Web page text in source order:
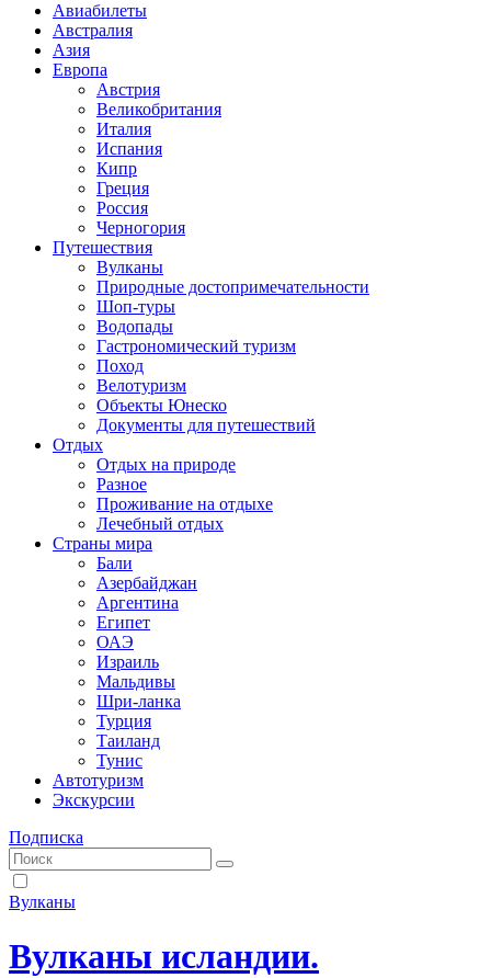
Авиабилеты
Австралия
Азия
Европа
Австрия
Великобритания
Италия
Испания
Кипр
Греция
Россия
Черногория
Путешествия
Вулканы
Природные достопримечательности
Шоп-туры
Водопады
Гастрономический туризм
Поход
Велотуризм
Объекты Юнеско
Документы для путешествий
Отдых
Отдых на природе
Разное
Проживание на отдыхе
Лечебный отдых
Страны мира
Бали
Азербайджан
Аргентина
Египет
ОАЭ
Израиль
Мальдивы
Шри-ланка
Турция
Таиланд
Тунис
Автотуризм
Экскурсии
Подписка
Вулканы
Вулканы исландии.